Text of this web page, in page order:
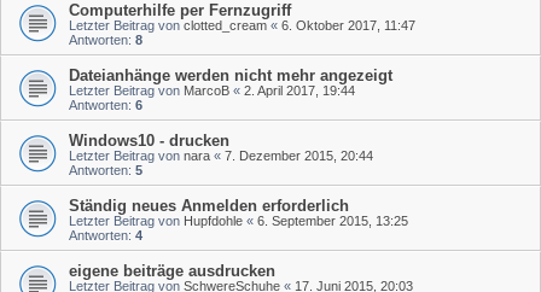
Computerhilfe per Fernzugriff
Letzter Beitrag von clotted_cream « 6. Oktober 2017, 11:47
Antworten: 8
Dateianhänge werden nicht mehr angezeigt
Letzter Beitrag von MarcoB « 2. April 2017, 19:44
Antworten: 6
Windows10 - drucken
Letzter Beitrag von nara « 7. Dezember 2015, 20:44
Antworten: 5
Ständig neues Anmelden erforderlich
Letzter Beitrag von Hupfdohle « 6. September 2015, 13:25
Antworten: 4
eigene beiträge ausdrucken
Letzter Beitrag von SchwereSchuhe « 17. Juni 2015, 20:03